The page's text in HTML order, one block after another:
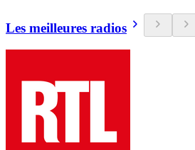
Les meilleures radios